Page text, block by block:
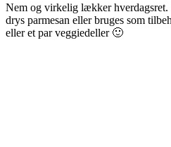
Nem og virkelig lækker hverdagsret.
drys parmesan eller bruges som
eller et par veggiedeller 🙂